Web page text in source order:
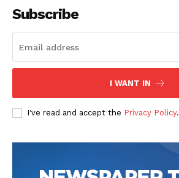
Company
About
Subscription Plans
My account
Subscribe
I WANT IN
I've read and accept the Privacy Policy.